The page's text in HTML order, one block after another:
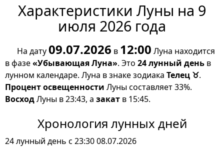
Характеристики Луны на 9
июля 2026 года
На дату09.07.2026 в 12:00 Луна находится
в фазе«Убывающая Луна». Это 24 лунный день в
лунном календаре. Луна в знаке зодиака Телец ♉.
Процент освещенности Луны составляет 33%.
ВосходЛуны в 23:43, а закат в 15:45.
Хронология лунных дней
24 лунный день с 23:30 08.07.2026